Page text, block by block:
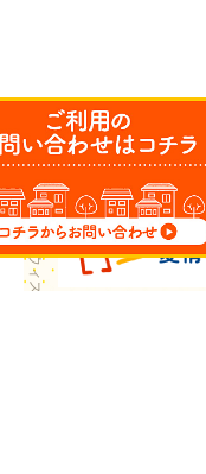
Copyright © ウィズ・ユー All Rights Reserved.